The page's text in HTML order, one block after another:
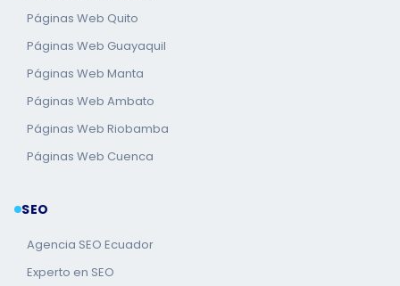
Páginas Web Quito
Páginas Web Guayaquil
Páginas Web Manta
Páginas Web Ambato
Páginas Web Riobamba
Páginas Web Cuenca
SEO
Agencia SEO Ecuador
Experto en SEO